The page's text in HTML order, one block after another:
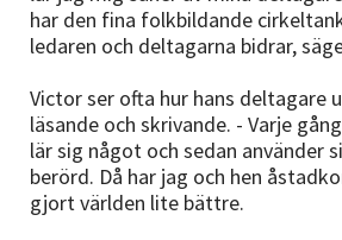
har den fina folkbildande
ledaren och deltagarna bidrar,
Victor ser ofta hur hans deltagare
läsande och skrivande. - Varje
lär sig något och sedan använder
berörd. Då har jag och hen
gjort världen lite bättre.